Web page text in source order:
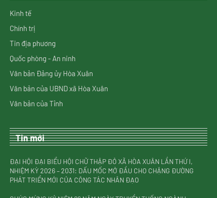
Kinh tế
Chính trị
Tin địa phương
Quốc phòng - An ninh
Văn bản Đảng ủy Hòa Xuân
Văn bản của UBND xã Hòa Xuân
Văn bản của Tỉnh
Tin mới
ĐẠI HỘI ĐẠI BIỂU HỘI CHỮ THẬP ĐỎ XÃ HÒA XUÂN LẦN THỨ I,
NHIỆM KỲ 2026 – 2031: DẤU MỐC MỞ ĐẦU CHO CHẶNG ĐƯỜNG
PHÁT TRIỂN MỚI CỦA CÔNG TÁC NHÂN ĐẠO